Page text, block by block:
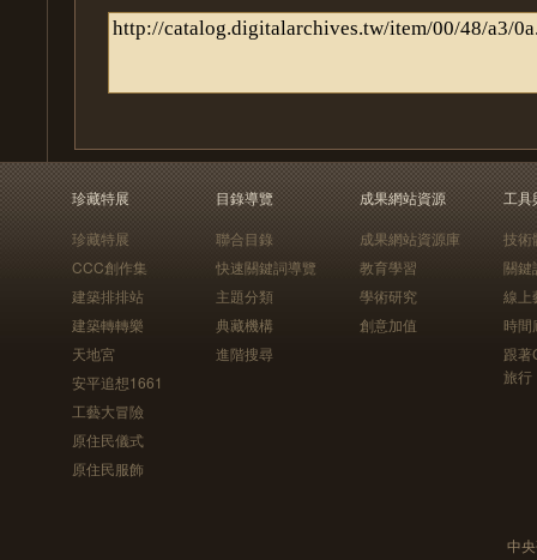
珍藏特展
珍藏特展
CCC創作集
建築排排站
建築轉轉樂
天地宮
安平追想1661
工藝大冒險
原住民儀式
原住民服飾
目錄導覽
聯合目錄
快速關鍵詞導覽
主題分類
典藏機構
進階搜尋
成果網站資源
成果網站資源庫
教育學習
學術研究
創意加值
工具
技術
關鍵
線上
時間
跟
旅行
中